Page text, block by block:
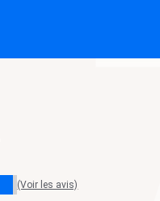
(Voir les avis)